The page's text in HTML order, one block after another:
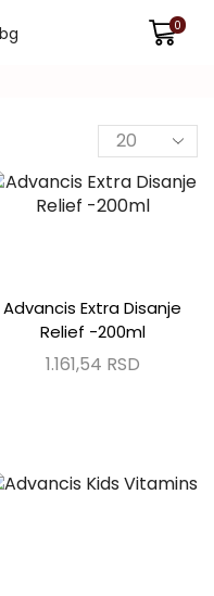
0
Advancis Extra Disanje
Relief -200ml
1.161,54 RSD